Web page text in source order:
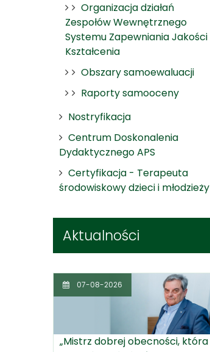
Organizacja działań
Zespołów Wewnętrznego
Systemu Zapewniania Jakości
Kształcenia
Obszary samoewaluacji
Raporty samooceny
Nostryfikacja
Centrum Doskonalenia
Dydaktycznego APS
Certyfikacja - Terapeuta
środowiskowy dzieci i młodzieży
Aktualności
07-08-2026
„Mistrz dobrej obecności, która